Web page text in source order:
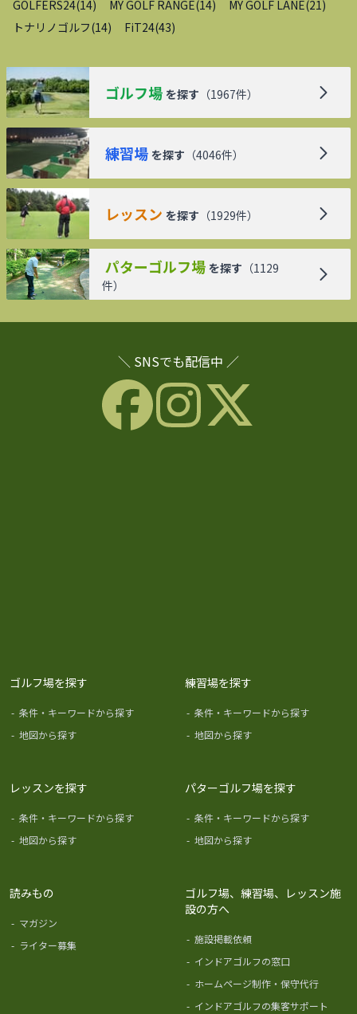
GOLFERS24(14) MY GOLF RANGE(14) MY GOLF LANE(21)
トナリノゴルフ(14) FiT24(43)
ゴルフ場 を探す （1967件）
練習場 を探す （4046件）
レッスン を探す （1929件）
パターゴルフ場 を探す （1129
件）
＼ SNSでも配信中 ／
ゴルフ場を探す
- 条件・キーワードから探す
- 地図から探す
練習場を探す
- 条件・キーワードから探す
- 地図から探す
レッスンを探す
- 条件・キーワードから探す
- 地図から探す
パターゴルフ場を探す
- 条件・キーワードから探す
- 地図から探す
読みもの
- マガジン
- ライター募集
ゴルフ場、練習場、レッスン施
設の方へ
- 施設掲載依頼
- インドアゴルフの窓口
- ホームページ制作・保守代行
- インドアゴルフの集客サポート